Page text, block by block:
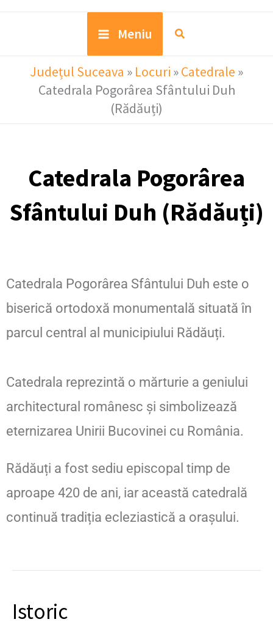
Meniu
Județul Suceava » Locuri »Catedrale »
Catedrala Pogorârea Sfântului Duh
(Rădăuți)
Catedrala Pogorârea
Sfântului Duh (Rădăuți)
Catedrala Pogorârea Sfântului Duh este o
biserică ortodoxă monumentală situată în
parcul central al municipiului Rădăuți.
Catedrala reprezintă o mărturie a geniului
architectural românesc și simbolizează
eternizarea Unirii Bucovinei cu România.
Rădăuți a fost sediu episcopal timp de
aproape 420 de ani, iar această catedrală
continuă tradiția ecleziastică a orașului.
Istoric